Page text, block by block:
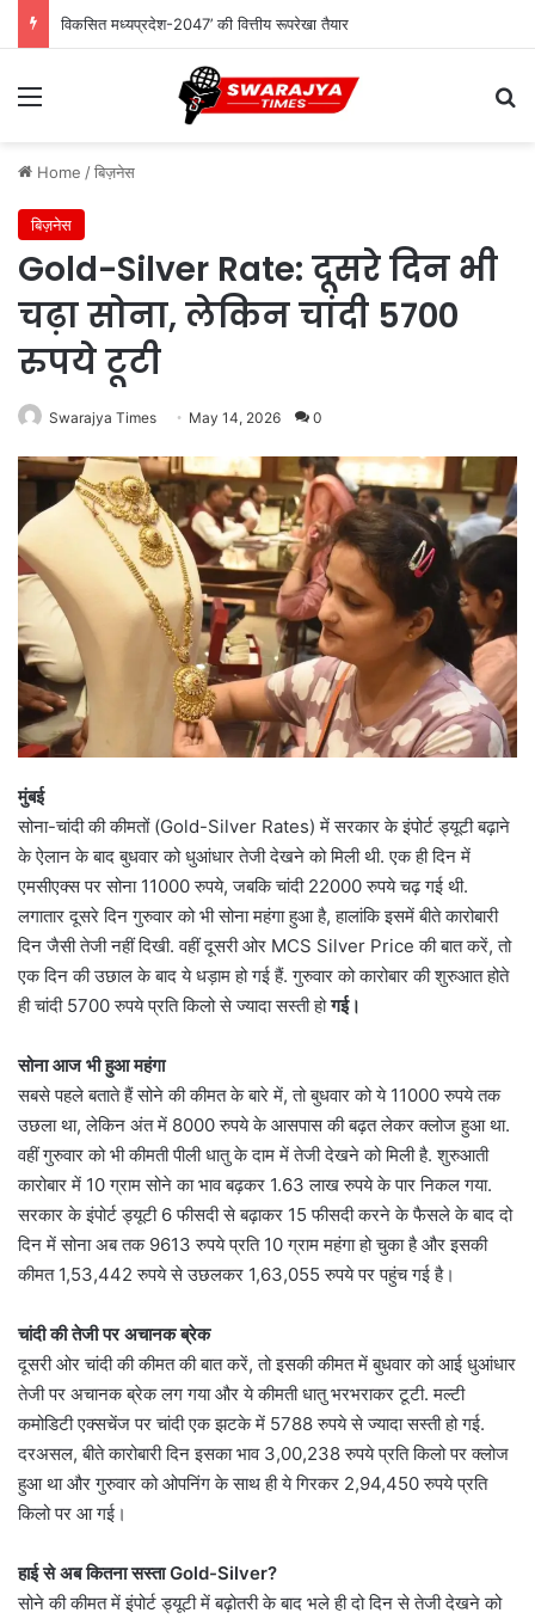
विकसित मध्यप्रदेश-2047’ की वित्तीय रूपरेखा तैयार
Menu
Home /बिज़नेस
बिज़नेस
Gold-Silver Rate: दूसरे दिन भी
चढ़ा सोना, लेकिन चांदी 5700
रुपये टूटी
Swarajya Times May 14, 2026 0
मुंबई
सोना-चांदी की कीमतों (Gold-Silver Rates) में सरकार के इंपोर्ट ड्यूटी बढ़ाने
के ऐलान के बाद बुधवार को धुआंधार तेजी देखने को मिली थी. एक ही दिन में
एमसीएक्स पर सोना 11000 रुपये, जबकि चांदी 22000 रुपये चढ़ गई थी.
लगातार दूसरे दिन गुरुवार को भी सोना महंगा हुआ है, हालांकि इसमें बीते कारोबारी
दिन जैसी तेजी नहीं दिखी. वहीं दूसरी ओर MCS Silver Price की बात करें, तो
एक दिन की उछाल के बाद ये धड़ाम हो गई हैं. गुरुवार को कारोबार की शुरुआत होते
ही चांदी 5700 रुपये प्रति किलो से ज्यादा सस्ती होगई।
सोना आज भी हुआ महंगा
सबसे पहले बताते हैं सोने की कीमत के बारे में, तो बुधवार को ये 11000 रुपये तक
उछला था, लेकिन अंत में 8000 रुपये के आसपास की बढ़त लेकर क्लोज हुआ था.
वहीं गुरुवार को भी कीमती पीली धातु के दाम में तेजी देखने को मिली है. शुरुआती
कारोबार में 10 ग्राम सोने का भाव बढ़कर 1.63 लाख रुपये के पार निकल गया.
सरकार के इंपोर्ट ड्यूटी 6 फीसदी से बढ़ाकर 15 फीसदी करने के फैसले के बाद दो
दिन में सोना अब तक 9613 रुपये प्रति 10 ग्राम महंगा हो चुका है और इसकी
कीमत 1,53,442 रुपये से उछलकर 1,63,055 रुपये पर पहुंच गई है।
चांदी की तेजी पर अचानक ब्रेक
दूसरी ओर चांदी की कीमत की बात करें, तो इसकी कीमत में बुधवार को आई धुआंधार
तेजी पर अचानक ब्रेक लग गया और ये कीमती धातु भरभराकर टूटी. मल्टी
कमोडिटी एक्सचेंज पर चांदी एक झटके में 5788 रुपये से ज्यादा सस्ती हो गई.
दरअसल, बीते कारोबारी दिन इसका भाव 3,00,238 रुपये प्रति किलो पर क्लोज
हुआ था और गुरुवार को ओपनिंग के साथ ही ये गिरकर 2,94,450 रुपये प्रति
किलो पर आ गई।
हाई से अब कितना सस्ता Gold-Silver?
सोने की कीमत में इंपोर्ट ड्यूटी में बढ़ोतरी के बाद भले ही दो दिन से तेजी देखने को